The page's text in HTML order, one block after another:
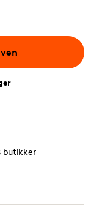
butikker